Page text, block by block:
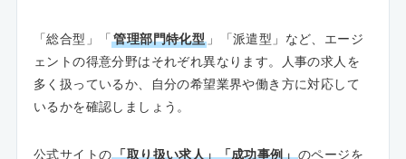
「総合型」「管理部門特化型 」「派遣型」など、エージ
ェントの得意分野はそれぞれ異なります。人事の求人を
多く扱っているか、自分の希望業界や働き方に対応して
いるかを確認しましょう。
公式サイトの「取り扱い求人」「成功事例」のページを